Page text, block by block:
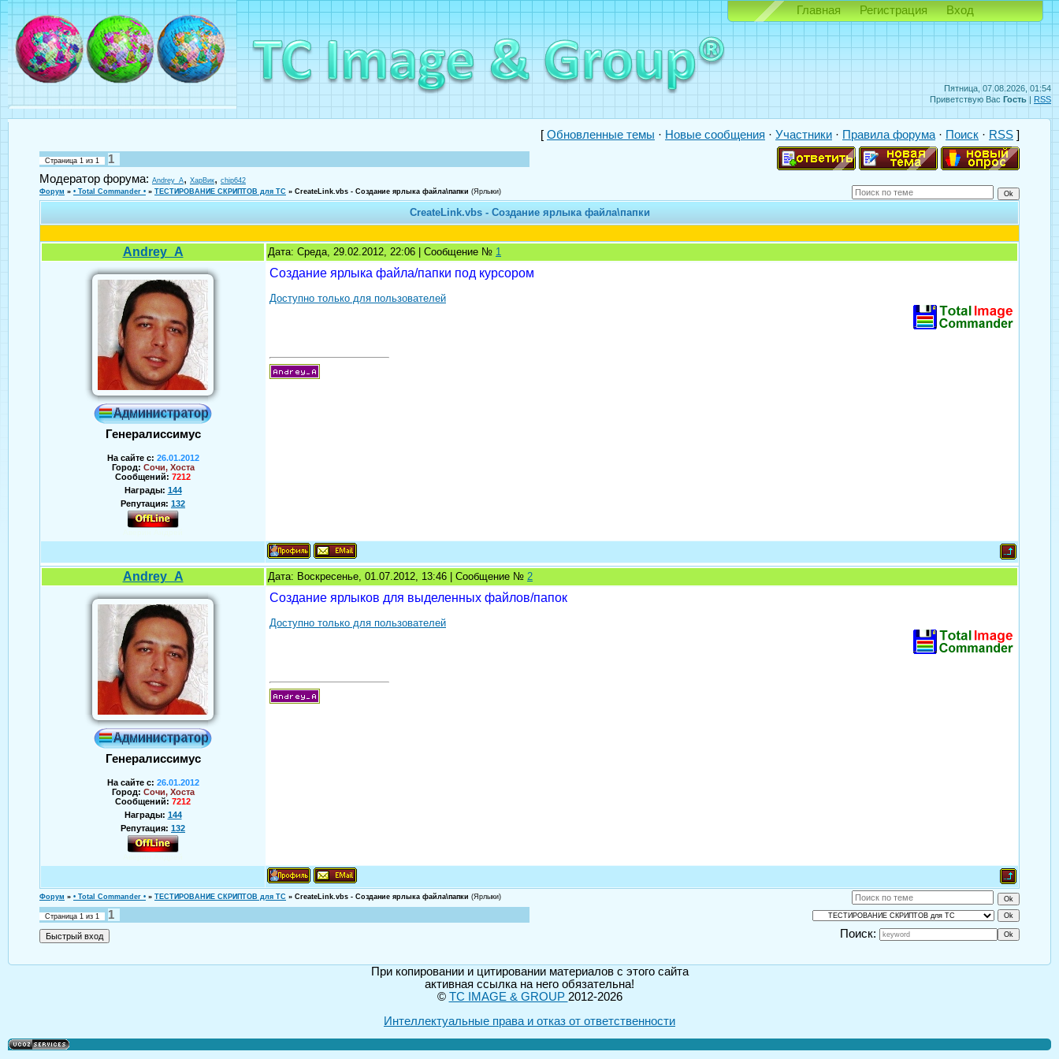
Пятница, 07.08.2026, 01:54
Приветствую Вас Гость | RSS
Главная Регистрация Вход
[ Обновленные темы · Новые сообщения · Участники · Правила форума · Поиск · RSS ]
Страница 1 из 1
1
Модератор форума: Andrey_A, ХарВик, chip642
Форум » • Total Commander • » ТЕСТИРОВАНИЕ СКРИПТОВ для TC » CreateLink.vbs - Создание ярлыка файла\папки (Ярлыки)
CreateLink.vbs - Создание ярлыка файла\папки
Andrey_A Дата: Среда, 29.02.2012, 22:06 | Сообщение № 1
Генералиссимус
На сайте с: 26.01.2012
Город: Сочи, Хоста
Сообщений: 7212
Награды: 144
Репутация: 132
Создание ярлыка файла/папки под курсором
Доступно только для пользователей
Andrey_A Дата: Воскресенье, 01.07.2012, 13:46 | Сообщение № 2
Генералиссимус
На сайте с: 26.01.2012
Город: Сочи, Хоста
Сообщений: 7212
Награды: 144
Репутация: 132
Создание ярлыков для выделенных файлов/папок
Доступно только для пользователей
Форум » • Total Commander • » ТЕСТИРОВАНИЕ СКРИПТОВ для TC » CreateLink.vbs - Создание ярлыка файла\папки (Ярлыки)
Страница 1 из 1
1
Поиск:
При копировании и цитировании материалов с этого сайта
активная ссылка на него обязательна!
© TC IMAGE & GROUP 2012-2026
Интеллектуальные права и отказ от ответственности